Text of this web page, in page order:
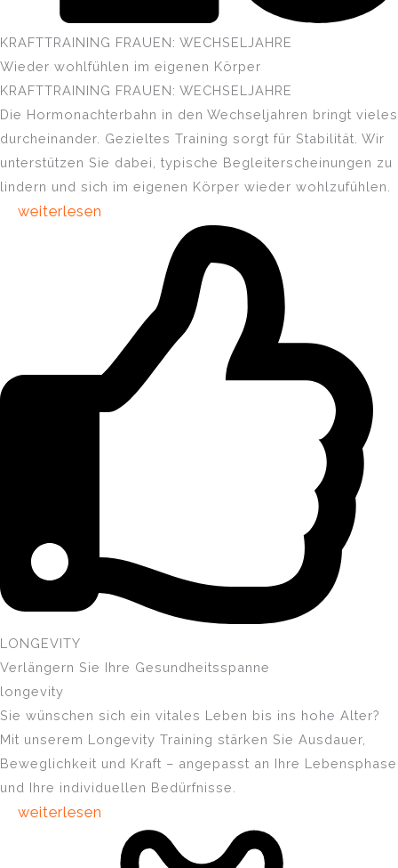
KRAFTTRAINING FRAUEN: WECHSELJAHRE
Wieder wohlfühlen im eigenen Körper
KRAFTTRAINING FRAUEN: WECHSELJAHRE
Die Hormonachterbahn in den Wechseljahren bringt vieles
durcheinander. Gezieltes Training sorgt für Stabilität. Wir
unterstützen Sie dabei, typische Begleiterscheinungen zu
lindern und sich im eigenen Körper wieder wohlzufühlen.
weiterlesen
LONGEVITY
Verlängern Sie Ihre Gesundheitsspanne
longevity
Sie wünschen sich ein vitales Leben bis ins hohe Alter?
Mit unserem Longevity Training stärken Sie Ausdauer,
Beweglichkeit und Kraft – angepasst an Ihre Lebensphase
und Ihre individuellen Bedürfnisse.
weiterlesen